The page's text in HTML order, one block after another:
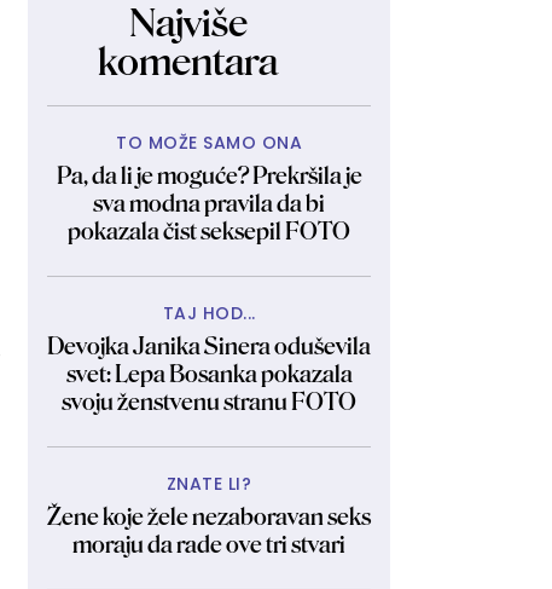
Najviše
komentara
TO MOŽE SAMO ONA
Pa, da li je moguće? Prekršila je
sva modna pravila da bi
pokazala čist seksepil FOTO
TAJ HOD...
Devojka Janika Sinera oduševila
svet: Lepa Bosanka pokazala
svoju ženstvenu stranu FOTO
ZNATE LI?
Žene koje žele nezaboravan seks
moraju da rade ove tri stvari